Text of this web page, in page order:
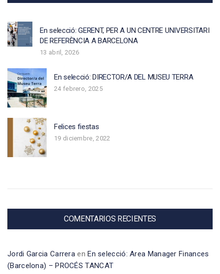
En selecció: GERENT, PER A UN CENTRE UNIVERSITARI
DE REFERÈNCIA A BARCELONA
13 abril, 2026
En selecció: DIRECTOR/A DEL MUSEU TERRA
24 febrero, 2025
Felices fiestas
19 diciembre, 2022
COMENTARIOS RECIENTES
Jordi Garcia Carrera enEn selecció: Area Manager Finances
(Barcelona) – PROCÉS TANCAT